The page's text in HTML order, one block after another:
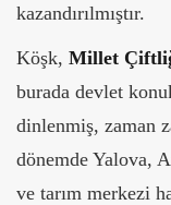
kazandırılmıştır.
Köşk, Millet
burada devlet
dinlenmiş, zaman
dönemde Yalova,
ve tarım merkezi